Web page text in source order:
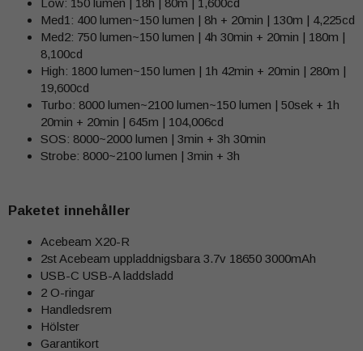
Med1: 400 lumen~150 lumen | 8h + 20min | 130m | 4,225cd
Med2: 750 lumen~150 lumen | 4h 30min + 20min | 180m |
8,100cd
High: 1800 lumen~150 lumen | 1h 42min + 20min | 280m |
19,600cd
Turbo: 8000 lumen~2100 lumen~150 lumen | 50sek + 1h
20min + 20min | 645m | 104,006cd
SOS: 8000~2000 lumen | 3min + 3h 30min
Strobe: 8000~2100 lumen | 3min + 3h
Paketet innehåller
Acebeam X20-R
2st Acebeam uppladdnigsbara 3.7v 18650 3000mAh
USB-C USB-A laddsladd
2 O-ringar
Handledsrem
Hölster
Garantikort